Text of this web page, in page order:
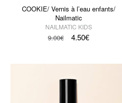
COOKIE/ Vernis à l’eau enfants/
Nailmatic
NAILMATIC KIDS
9.00€ 4.50€